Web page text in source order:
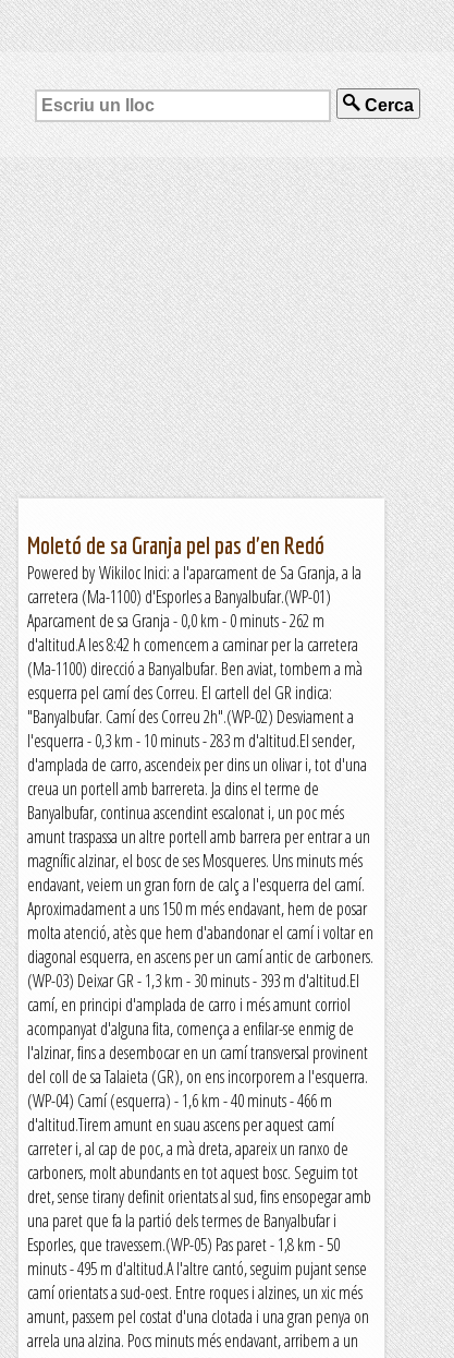
Cerca
Moletó de sa Granja pel pas d'en Redó
Powered by Wikiloc Inici: a l'aparcament de Sa Granja, a la
carretera (Ma-1100) d'Esporles a Banyalbufar.(WP-01)
Aparcament de sa Granja - 0,0 km - 0 minuts - 262 m
d'altitud.A les 8:42 h comencem a caminar per la carretera
(Ma-1100) direcció a Banyalbufar. Ben aviat, tombem a mà
esquerra pel camí des Correu. El cartell del GR indica:
"Banyalbufar. Camí des Correu 2h".(WP-02) Desviament a
l'esquerra - 0,3 km - 10 minuts - 283 m d'altitud.El sender,
d'amplada de carro, ascendeix per dins un olivar i, tot d'una
creua un portell amb barrereta. Ja dins el terme de
Banyalbufar, continua ascendint escalonat i, un poc més
amunt traspassa un altre portell amb barrera per entrar a un
magnífic alzinar, el bosc de ses Mosqueres. Uns minuts més
endavant, veiem un gran forn de calç a l'esquerra del camí.
Aproximadament a uns 150 m més endavant, hem de posar
molta atenció, atès que hem d'abandonar el camí i voltar en
diagonal esquerra, en ascens per un camí antic de carboners.
(WP-03) Deixar GR - 1,3 km - 30 minuts - 393 m d'altitud.El
camí, en principi d'amplada de carro i més amunt corriol
acompanyat d'alguna fita, comença a enfilar-se enmig de
l'alzinar, fins a desembocar en un camí transversal provinent
del coll de sa Talaieta (GR), on ens incorporem a l'esquerra.
(WP-04) Camí (esquerra) - 1,6 km - 40 minuts - 466 m
d'altitud.Tirem amunt en suau ascens per aquest camí
carreter i, al cap de poc, a mà dreta, apareix un ranxo de
carboners, molt abundants en tot aquest bosc. Seguim tot
dret, sense tirany definit orientats al sud, fins ensopegar amb
una paret que fa la partió dels termes de Banyalbufar i
Esporles, que travessem.(WP-05) Pas paret - 1,8 km - 50
minuts - 495 m d'altitud.A l'altre cantó, seguim pujant sense
camí orientats a sud-oest. Entre roques i alzines, un xic més
amunt, passem pel costat d'una clotada i una gran penya on
arrela una alzina. Pocs minuts més endavant, arribem a un